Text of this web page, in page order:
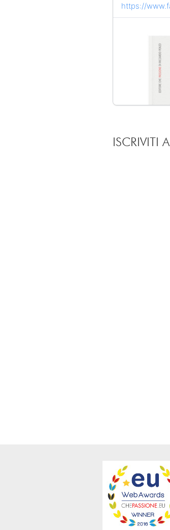
https://
ISCRIVITI